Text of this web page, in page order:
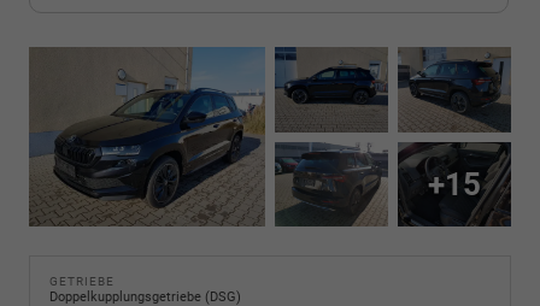
+15
GETRIEBE
Doppelkupplungsgetriebe (DSG)